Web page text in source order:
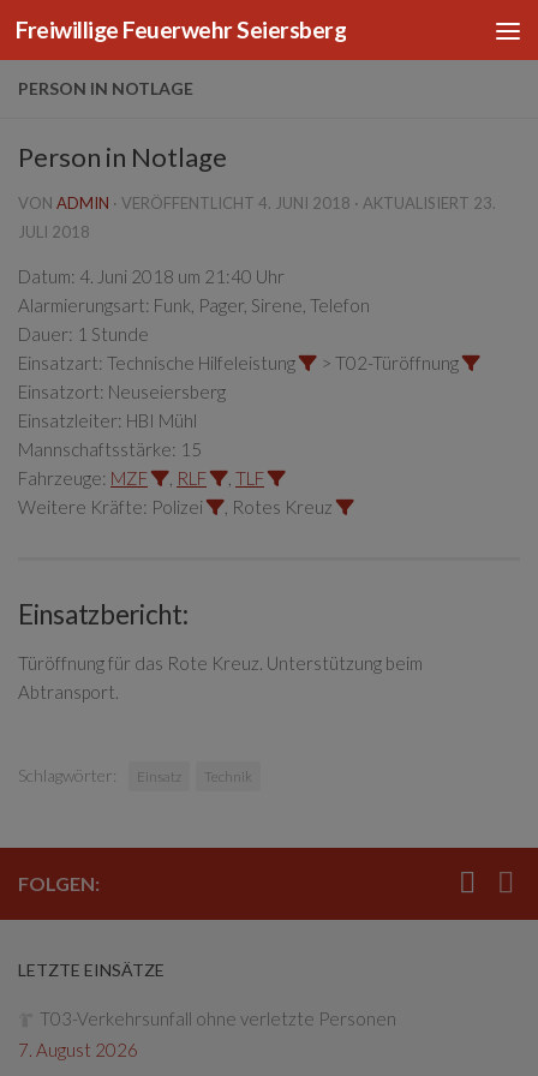
Zum Inhalt springen
Freiwillige Feuerwehr Seiersberg
PERSON IN NOTLAGE
Person in Notlage
VON ADMIN · VERÖFFENTLICHT 4. JUNI 2018 · AKTUALISIERT 23.
JULI 2018
Datum: 4. Juni 2018 um 21:40 Uhr
Alarmierungsart: Funk, Pager, Sirene, Telefon
Dauer: 1 Stunde
Einsatzart: Technische Hilfeleistung
> T02-Türöffnung
Einsatzort: Neuseiersberg
Einsatzleiter: HBI Mühl
Mannschaftsstärke: 15
Fahrzeuge: MZF RLF
TLF
Weitere Kräfte: Polizei , Rotes Kreuz
Einsatzbericht:
Türöffnung für das Rote Kreuz. Unterstützung beim
Abtransport.
Schlagwörter: Einsatz Technik
FOLGEN:
LETZTE EINSÄTZE
T03-Verkehrsunfall ohne verletzte Personen
7. August 2026